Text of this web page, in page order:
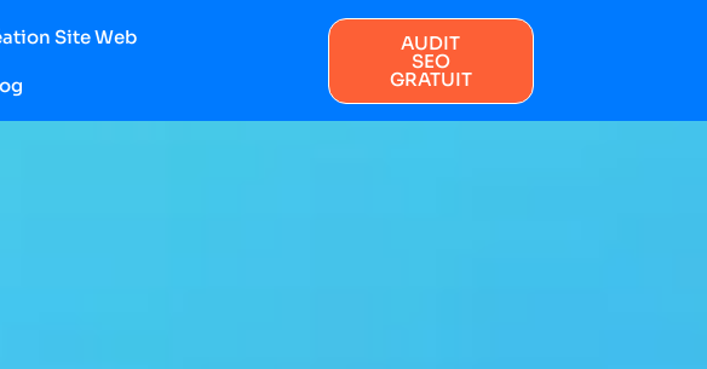
Site Web AUDIT
SEO
GRATUIT